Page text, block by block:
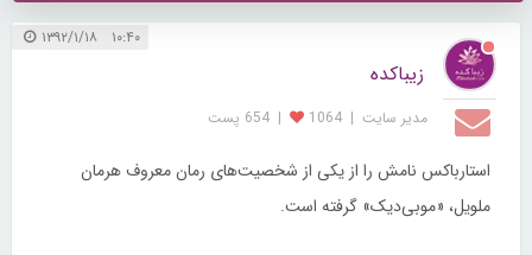
۱۰:۴۰ ۱۳۹۲/۱/۱۸
زیباکده
مدیر سایت |
1064
| 654 پست
استارباکس نامش را از یکی از شخصیت‌های رمان معروف هرمان
ملویل، «موبی‌دیک» گرفته است.